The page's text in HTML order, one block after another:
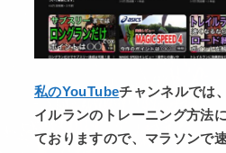
私のYouTubeチャンネルでは
イルランのトレーニング方法
ておりますので、マラソンで